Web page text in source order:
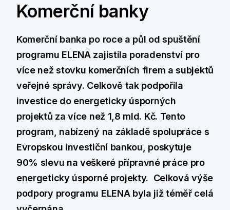
Komerční banky
Komerční banka po roce a půl od spuštění
programu ELENA zajistila poradenství pro
více než stovku komerčních firem a subjektů
veřejné správy. Celkově tak podpořila
investice do energeticky úsporných
projektů za více než 1,8 mld. Kč. Tento
program, nabízený na základě spolupráce s
Evropskou investiční bankou, poskytuje
90% slevu na veškeré přípravné práce pro
energeticky úsporné projekty. Celková výše
podpory programu ELENA byla již téměř celá